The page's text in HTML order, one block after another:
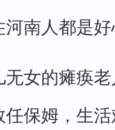
南人都是
女的瘫痪
保姆，生